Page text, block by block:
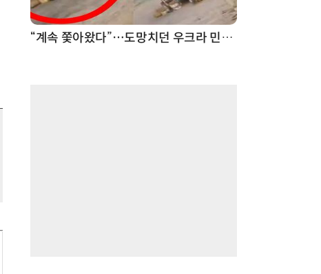
“계속 쫓아왔다”…도망치던 우크라 민간인 공격한 러 자폭 드론